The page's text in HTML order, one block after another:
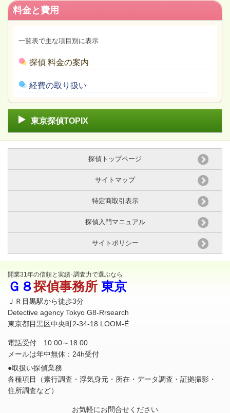
料金と費用
一覧表で主な項目別に表示
探偵 料金の案内
経費の取り扱い
東京探偵TOPIX
探偵トップページ
サイトマップ
特定商取引表示
探偵入門マニュアル
サイトポリシー
開業31年の信頼と実績･調査力で選ぶなら
Ｇ８探偵事務所 東京
ＪＲ目黒駅から徒歩3分
Detective agency Tokyo G8-Rrsearch
東京都目黒区中央町2-34-18 LOOM-Ë
電話受付 10:00～18:00
メールは年中無休：24h受付
●取扱い探偵業務
各種項目（素行調査・浮気身元・所在・ データ調査 ・証拠撮影・
住所調査など）
お気軽にお問合せください